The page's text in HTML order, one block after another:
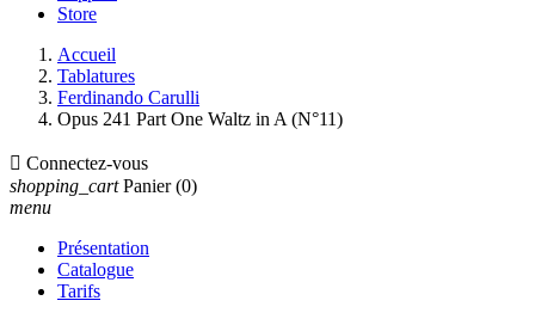
Store
Accueil
Tablatures
Ferdinando Carulli
Opus 241 Part One Waltz in A (N°11)
 Connectez-vous
shopping_cart Panier (0)
menu
Présentation
Catalogue
Tarifs